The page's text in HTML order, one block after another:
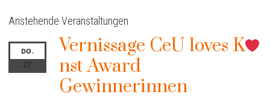
Anstehende Veranstaltungen
DO.
27
Vernissage CeU loves K
nst Award
Gewinnerinnen